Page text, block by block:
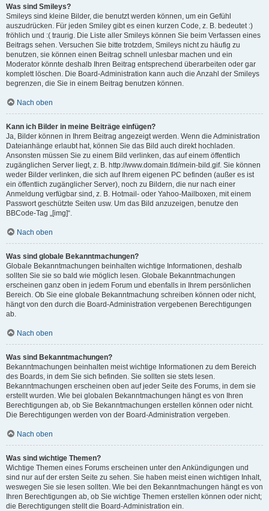
Was sind Smileys?
Smileys sind kleine Bilder, die benutzt werden können, um ein Gefühl
auszudrücken. Für jeden Smiley gibt es einen kurzen Code, z. B. bedeutet :)
fröhlich und :( traurig. Die Liste aller Smileys können Sie beim Verfassen eines
Beitrags sehen. Versuchen Sie bitte trotzdem, Smileys nicht zu häufig zu
benutzen, sie können einen Beitrag schnell unlesbar machen und ein
Moderator könnte deshalb Ihren Beitrag entsprechend überarbeiten oder gar
komplett löschen. Die Board-Administration kann auch die Anzahl der Smileys
begrenzen, die Sie in einem Beitrag benutzen können.
Nach oben
Kann ich Bilder in meine Beiträge einfügen?
Ja, Bilder können in Ihrem Beitrag angezeigt werden. Wenn die Administration
Dateianhänge erlaubt hat, können Sie das Bild auch direkt hochladen.
Ansonsten müssen Sie zu einem Bild verlinken, das auf einem öffentlich
zugänglichen Server liegt, z. B. http://www.domain.tld/mein-bild.gif. Sie können
weder Bilder verlinken, die sich auf Ihrem eigenen PC befinden (außer es ist
ein öffentlich zugänglicher Server), noch zu Bildern, die nur nach einer
Anmeldung verfügbar sind, z. B. Hotmail- oder Yahoo-Mailboxen, mit einem
Passwort geschützte Seiten usw. Um das Bild anzuzeigen, benutze den
BBCode-Tag „[img]“.
Nach oben
Was sind globale Bekanntmachungen?
Globale Bekanntmachungen beinhalten wichtige Informationen, deshalb
sollten Sie sie so bald wie möglich lesen. Globale Bekanntmachungen
erscheinen ganz oben in jedem Forum und ebenfalls in Ihrem persönlichen
Bereich. Ob Sie eine globale Bekanntmachung schreiben können oder nicht,
hängt von den durch die Board-Administration vergebenen Berechtigungen
ab.
Nach oben
Was sind Bekanntmachungen?
Bekanntmachungen beinhalten meist wichtige Informationen zu dem Bereich
des Boards, in dem Sie sich befinden. Sie sollten sie stets lesen.
Bekanntmachungen erscheinen oben auf jeder Seite des Forums, in dem sie
erstellt wurden. Wie bei globalen Bekanntmachungen hängt es von Ihren
Berechtigungen ab, ob Sie Bekanntmachungen erstellen können oder nicht.
Die Berechtigungen werden von der Board-Administration vergeben.
Nach oben
Was sind wichtige Themen?
Wichtige Themen eines Forums erscheinen unter den Ankündigungen und
sind nur auf der ersten Seite zu sehen. Sie haben meist einen wichtigen Inhalt,
weswegen Sie sie lesen sollten. Wie bei den Bekanntmachungen hängt es von
Ihren Berechtigungen ab, ob Sie wichtige Themen erstellen können oder nicht;
die Berechtigungen stellt die Board-Administration ein.